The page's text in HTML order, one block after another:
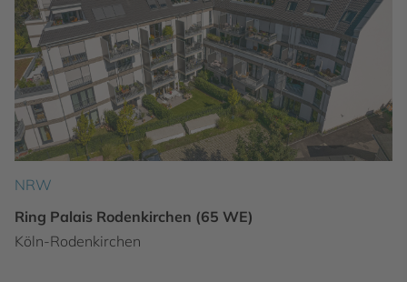
NRW
Ring Palais Rodenkirchen (65 WE)
Köln-Rodenkirchen